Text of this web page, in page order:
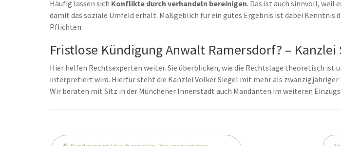
Häufig lassen sich Konflikte durch verhandeln bereinigen. Das ist auch sinnvoll, weil
damit das soziale Umfeld erhält. Maßgeblich für ein gutes Ergebnis ist dabei Kenntnis
Pflichten.
Fristlose Kündigung Anwalt Ramersdorf? – Kanzlei
Hier helfen Rechtsexperten weiter. Sie überblicken, wie die Rechtslage theoretisch ist
interpretiert wird. Hierfür steht die Kanzlei Volker Siegel mit mehr als zwanzigjähriger
Wir beraten mit Sitz in der Münchener Innenstadt auch Mandanten im weiteren
Beitrags-